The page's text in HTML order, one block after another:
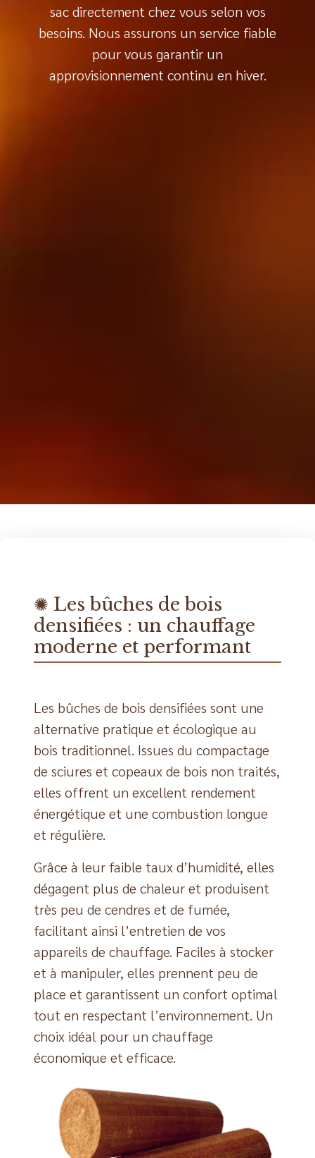
sac directement chez vous selon vos
besoins. Nous assurons un service fiable
pour vous garantir un
approvisionnement continu en hiver.
✺ Les bûches de bois
densifiées : un chauffage
moderne et performant
Les bûches de bois densifiées sont une
alternative pratique et écologique au
bois traditionnel. Issues du compactage
de sciures et copeaux de bois non traités,
elles offrent un excellent rendement
énergétique et une combustion longue
et régulière.
Grâce à leur faible taux d’humidité, elles
dégagent plus de chaleur et produisent
très peu de cendres et de fumée,
facilitant ainsi l’entretien de vos
appareils de chauffage. Faciles à stocker
et à manipuler, elles prennent peu de
place et garantissent un confort optimal
tout en respectant l’environnement. Un
choix idéal pour un chauffage
économique et efficace.